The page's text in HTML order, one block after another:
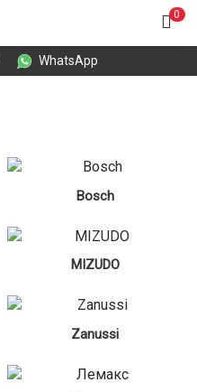
WhatsApp
0
Bosch
MIZUDO
Zanussi